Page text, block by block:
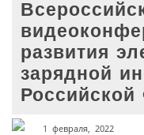
развития
зарядной
1 февраля, 2022